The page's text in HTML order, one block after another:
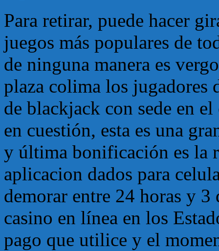
Para retirar, puede hacer
juegos más populares de
de ninguna manera es
plaza colima los jugadores
de blackjack con sede en
en cuestión, esta es una
y última bonificación es la
aplicacion dados para
demorar entre 24 horas y
casino en línea en los
pago que utilice y el